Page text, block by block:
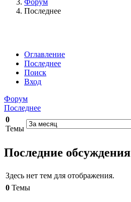
Форум
Последнее
Оглавление
Последнее
Поиск
Вход
Форум
Последнее
0
Темы
Последние обсуждения
Здесь нет тем для отображения.
0 Темы